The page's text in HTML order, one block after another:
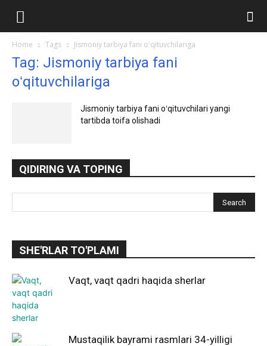
Home Tags Jismoniy tarbiya fani oʻqituvchilariga
Tag: Jismoniy tarbiya fani
oʻqituvchilariga
Jismoniy tarbiya fani oʻqituvchilari yangi
tartibda toifa olishadi
QIDIRING VA TOPING
SHE'RLAR TO'PLAMI
Vaqt, vaqt qadri haqida sherlar
Mustaqilik bayrami rasmlari 34-yilligi